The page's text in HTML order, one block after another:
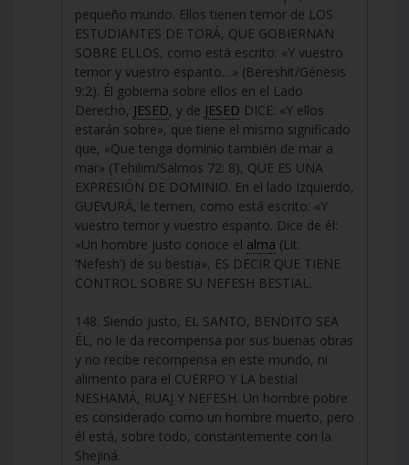
pequeño mundo. Ellos tienen temor de LOS
ESTUDIANTES DE TORÁ, QUE GOBIERNAN
SOBRE ELLOS, como está escrito: «Y vuestro
temor y vuestro espanto…» (Bereshit/Génesis
9:2). Él gobierna sobre ellos en el Lado
Derecho, JESED, y de JESED DICE: «Y ellos
estarán sobre», que tiene el mismo significado
que, «Que tenga dominio también de mar a
mar» (Tehilim/Salmos 72: 8), QUE ES UNA
EXPRESIÓN DE DOMINIO. En el lado Izquierdo,
GUEVURÁ, le temen, como está escrito: «Y
vuestro temor y vuestro espanto. Dice de él:
«Un hombre justo conoce el alma (Lit.
‘Nefesh’) de su bestia», ES DECIR QUE TIENE
CONTROL SOBRE SU NEFESH BESTIAL.
148. Siendo justo, EL SANTO, BENDITO SEA
ÉL, no le da recompensa por sus buenas obras
y no recibe recompensa en este mundo, ni
alimento para el CUERPO Y LA bestial
NESHAMÁ, RUAJ Y NEFESH. Un hombre pobre
es considerado como un hombre muerto, pero
él está, sobre todo, constantemente con la
Shejiná.